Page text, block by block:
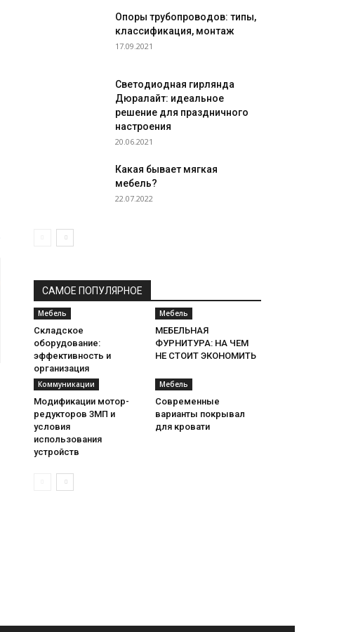
Опоры трубопроводов: типы,
классификация, монтаж
17.09.2021
Светодиодная гирлянда
Дюралайт: идеальное
решение для праздничного
настроения
20.06.2021
Какая бывает мягкая
мебель?
22.07.2022
САМОЕ ПОПУЛЯРНОЕ
Мебель
Складское
оборудование:
эффективность и
организация
Мебель
МЕБЕЛЬНАЯ
ФУРНИТУРА: НА ЧЕМ
НЕ СТОИТ ЭКОНОМИТЬ
Коммуникации
Модификации мотор-
редукторов 3МП и
условия
использования
устройств
Мебель
Современные
варианты покрывал
для кровати